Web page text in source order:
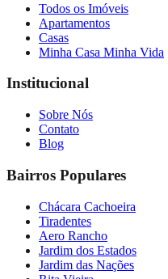
Todos os Imóveis
Apartamentos
Casas
Minha Casa Minha Vida
Institucional
Sobre Nós
Contato
Blog
Bairros Populares
Chácara Cachoeira
Tiradentes
Aero Rancho
Jardim dos Estados
Jardim das Nações